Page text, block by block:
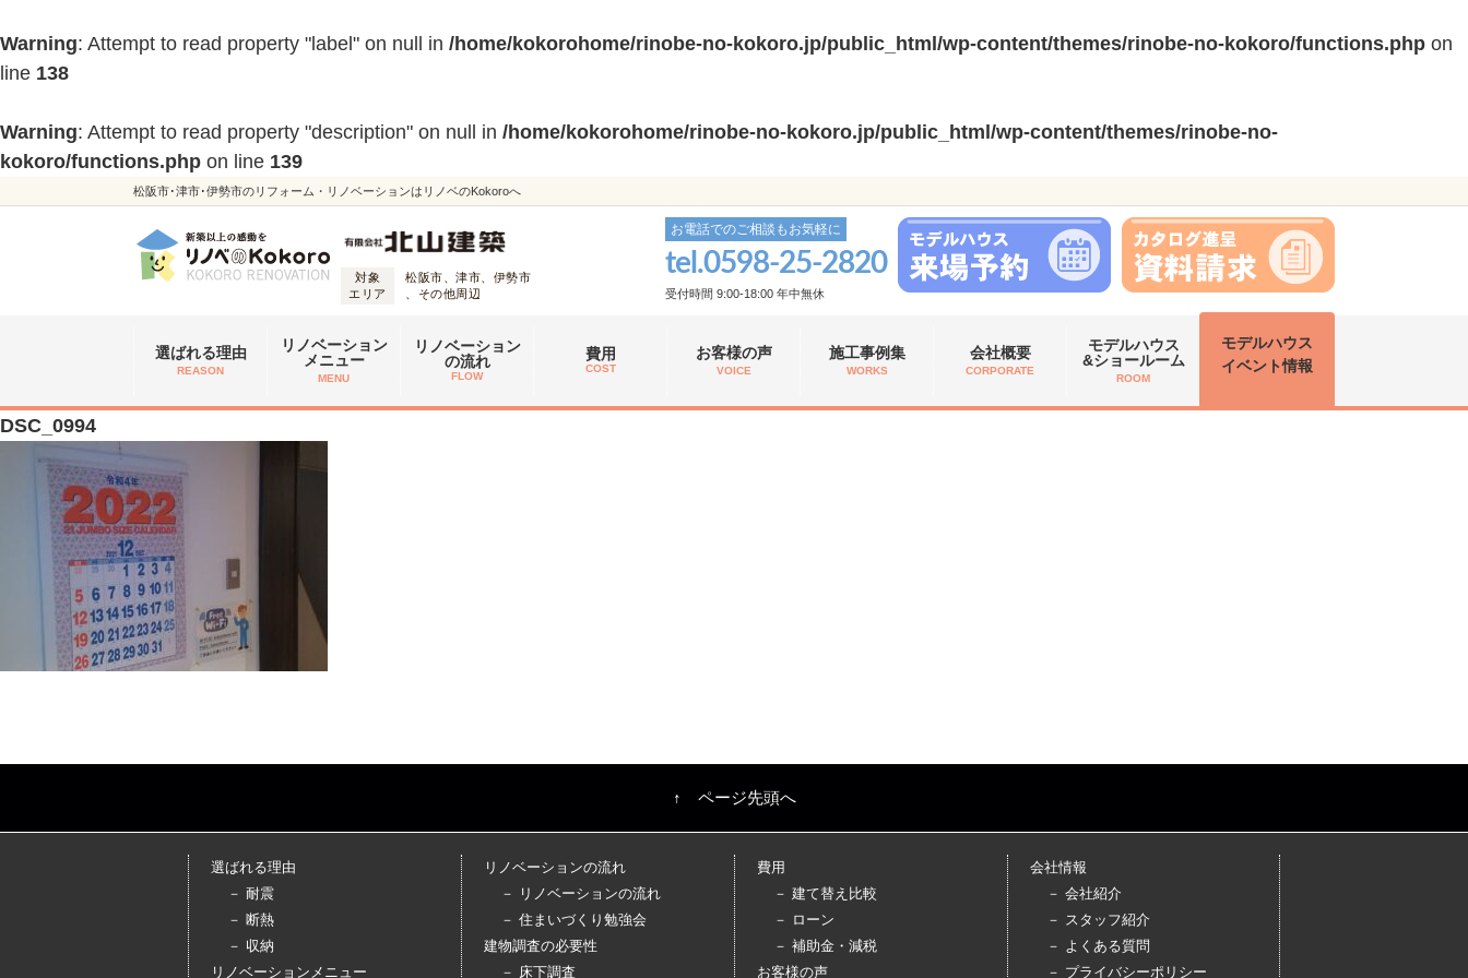
Warning: Attempt to read property "label" on null in /home/kokorohome/rinobe-no-kokoro.jp/public_html/wp-content/themes/rinobe-no-kokoro/functions.php on
line 138
Warning: Attempt to read property "description" on null in /home/kokorohome/rinobe-no-kokoro.jp/public_html/wp-content/themes/rinobe-no-
kokoro/functions.php on line 139
松阪市･津市･伊勢市のリフォーム・リノベーションはリノベのKokoroへ
対象
エリア
松阪市、津市、伊勢市
、その他周辺
お電話でのご相談もお気軽に
tel.0598-25-2820
受付時間 9:00-18:00 年中無休
選ばれる理由
REASON
リノベーション
メニュー
MENU
リノベーション
の流れ
FLOW
費用
COST
お客様の声
VOICE
施工事例集
WORKS
会社概要
CORPORATE
モデルハウス
&ショールーム
ROOM
モデルハウス
イベント情報
DSC_0994
↑ ページ先頭へ
選ばれる理由
－ 耐震
－ 断熱
－ 収納
リノベーションメニュー
リノベーションの流れ
－ リノベーションの流れ
－ 住まいづくり勉強会
建物調査の必要性
－ 床下調査
費用
－ 建て替え比較
－ ローン
－ 補助金・減税
お客様の声
会社情報
－ 会社紹介
－ スタッフ紹介
－ よくある質問
－ プライバシーポリシー